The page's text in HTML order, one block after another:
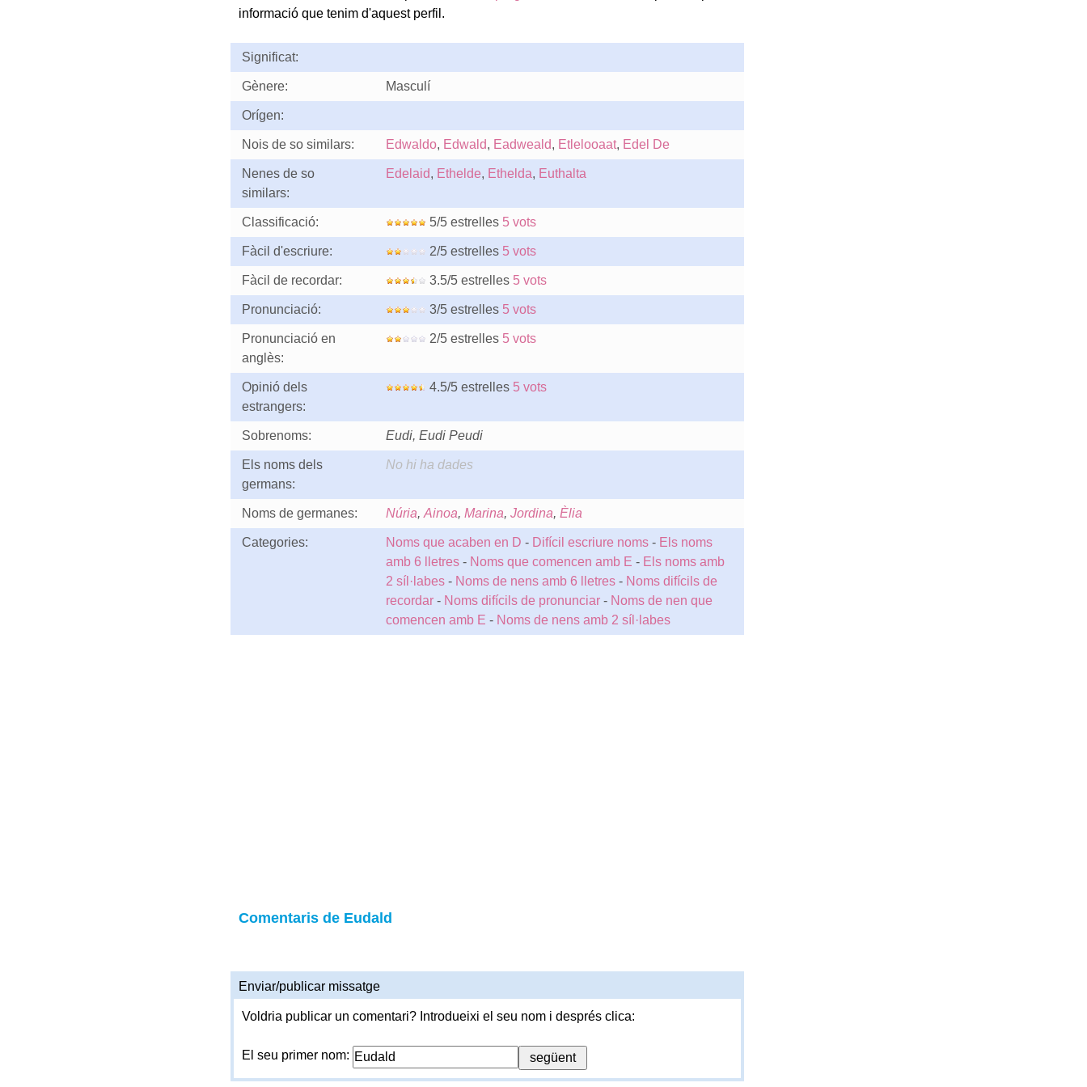
informació que tenim d'aquest perfil.
Significat:
Gènere: Masculí
Orígen:
Nois de so similars: Edwaldo, Edwald, Eadweald, Etlelooaat, Edel De
Nenes de so
similars:
Edelaid, Ethelde, Ethelda, Euthalta
Classificació: 5/5 estrelles 5 vots
Fàcil d'escriure: 2/5 estrelles 5 vots
Fàcil de recordar: 3.5/5 estrelles 5 vots
Pronunciació: 3/5 estrelles 5 vots
Pronunciació en
anglès:
2/5 estrelles 5 vots
Opinió dels
estrangers:
4.5/5 estrelles 5 vots
Sobrenoms: Eudi, Eudi Peudi
Els noms dels
germans:
No hi ha dades
Noms de germanes: Núria, Ainoa, Marina, Jordina, Èlia
Categories: Noms que acaben en D - Difícil escriure noms- Els noms
amb 6 lletres- Noms que comencen amb E - Els noms amb
2 síl·labes- Noms de nens amb 6 lletres- Noms difícils de
recordar- Noms difícils de pronunciar - Noms de nen que
comencen amb E - Noms de nens amb 2 síl·labes
Comentaris de Eudald
Enviar/publicar missatge
Voldria publicar un comentari? Introdueixi el seu nom i després clica:
El seu primer nom: